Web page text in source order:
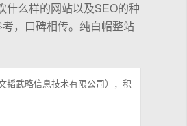
什么样的网站以及SEO的种
，口碑相传。纯白帽整站
韬武略信息技术有限公司），积